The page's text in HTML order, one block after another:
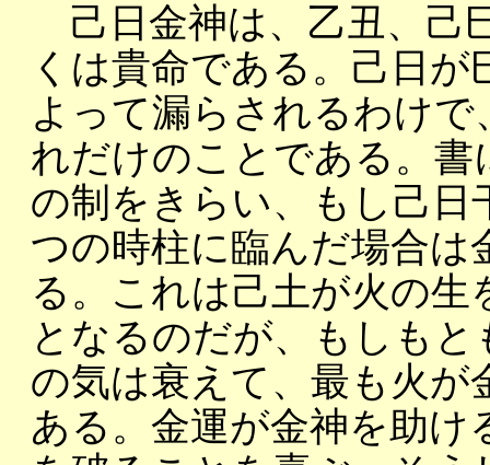
己日金神は、乙丑、己
くは貴命である。己日
よって漏らされるわけ
れだけのことである。
の制をきらい、もし己
つの時柱に臨んだ場合
る。これは己土が火の
となるのだが、もしも
の気は衰えて、最も火
ある。金運が金神を助